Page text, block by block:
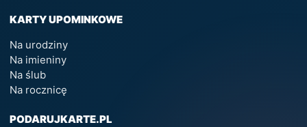
KARTY UPOMINKOWE
Na urodziny
Na imieniny
Na ślub
Na rocznicę
PODARUJKARTE.PL